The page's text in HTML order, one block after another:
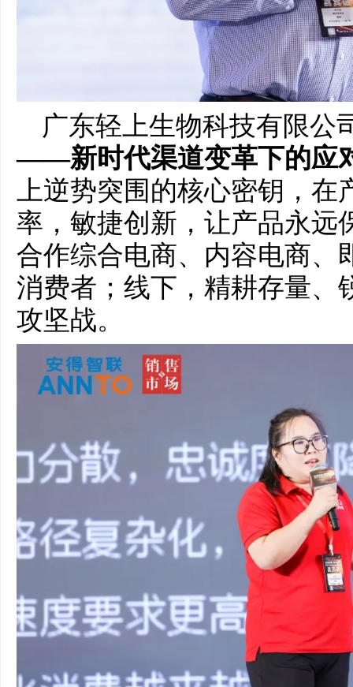
广东轻上生物科技有限公
——新时代渠道变革下的应
上逆势突围的核心密钥，
率，敏捷创新，让产品永远
合作综合电商、内容电商、
消费者；线下，精耕存量、
攻坚战。